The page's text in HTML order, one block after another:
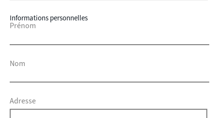
Informations personnelles
Prénom
Nom
Adresse